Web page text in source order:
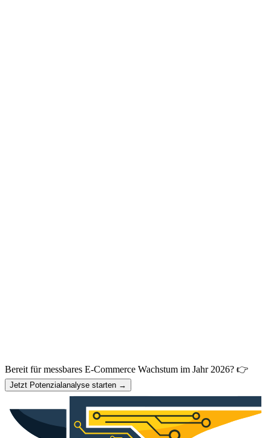
Bereit für messbares E-Commerce Wachstum im Jahr 2026? 👉
Jetzt Potenzialanalyse starten →